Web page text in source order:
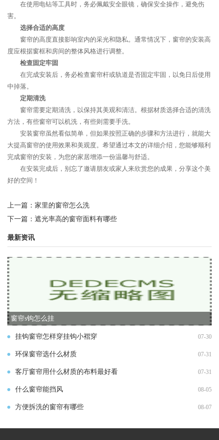
在使用电钻等工具时，务必佩戴安全眼镜，确保安全操作，避免伤
害。
选择合适的高度
窗帘的高度直接影响室内的采光和隐私。通常情况下，窗帘的安装高
度应根据窗框和房间的整体风格进行调整。
检查固定牢固
在完成安装后，务必检查窗帘杆或轨道是否固定牢固，以免日后使用
中掉落。
定期清洗
窗帘需要定期清洗，以保持其美观和清洁。根据材质选择合适的清洗
方法，有些窗帘可以机洗，有些则需要手洗。
安装窗帘虽然看似简单，但如果按照正确的步骤和方法进行，就能大
大提高窗帘的使用效果和美观度。希望通过本文的详细介绍，您能够顺利
完成窗帘的安装，为您的家居增添一份温馨与舒适。
在安装完成后，别忘了邀请朋友或家人来欣赏您的成果，分享这个美
好的空间！
上一篇： 家里的窗帘怎么洗
下一篇： 遮光率高的窗帘面料有哪些
最新资讯
窗帘s钩怎么挂
挂钩窗帘怎样穿挂钩小褶穿 07-30
环保窗帘选什么材质 07-31
客厅窗帘用什么材质的布料最好看 07-31
什么窗帘能挡风 08-05
方便拆洗的窗帘有哪些 08-07